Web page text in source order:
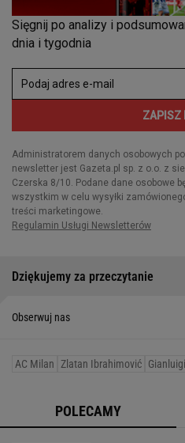
Dziękujemy za przeczytanie
Obserwuj nas
AC Milan Zlatan Ibrahimović
POLECAMY